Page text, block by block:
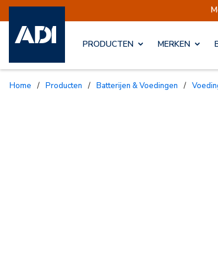
PRODUCTEN MERKEN
Home / Producten / Batterijen & Voedingen /